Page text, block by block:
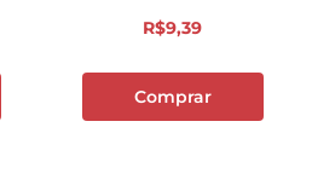
R$9,39
Comprar